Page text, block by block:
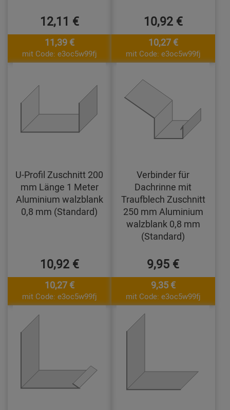
12,11 €
11,39 €
mit Code: e3oc5w99fj
10,92 €
10,27 €
mit Code: e3oc5w99fj
U-Profil Zuschnitt 200
mm Länge 1 Meter
Aluminium walzblank
0,8 mm (Standard)
10,92 €
10,27 €
mit Code: e3oc5w99fj
Verbinder für
Dachrinne mit
Traufblech Zuschnitt
250 mm Aluminium
walzblank 0,8 mm
(Standard)
9,95 €
9,35 €
mit Code: e3oc5w99fj